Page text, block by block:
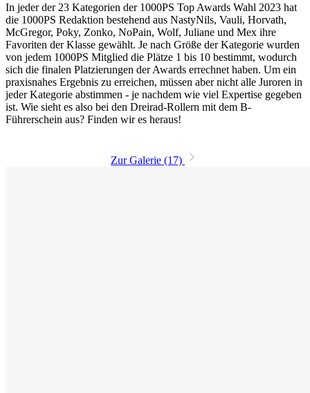
In jeder der 23 Kategorien der 1000PS Top Awards Wahl 2023 hat
die 1000PS Redaktion bestehend aus NastyNils, Vauli, Horvath,
McGregor, Poky, Zonko, NoPain, Wolf, Juliane und Mex ihre
Favoriten der Klasse gewählt. Je nach Größe der Kategorie wurden
von jedem 1000PS Mitglied die Plätze 1 bis 10 bestimmt, wodurch
sich die finalen Platzierungen der Awards errechnet haben. Um ein
praxisnahes Ergebnis zu erreichen, müssen aber nicht alle Juroren in
jeder Kategorie abstimmen - je nachdem wie viel Expertise gegeben
ist. Wie sieht es also bei den Dreirad-Rollern mit dem B-
Führerschein aus? Finden wir es heraus!
Zur Galerie (17)